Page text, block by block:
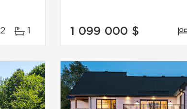
2 1 1 099 000 $